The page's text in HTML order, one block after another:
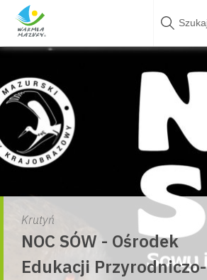
Skip
Krutyń
NOC SÓW - Ośrodek
Edukacji Przyrodniczo-